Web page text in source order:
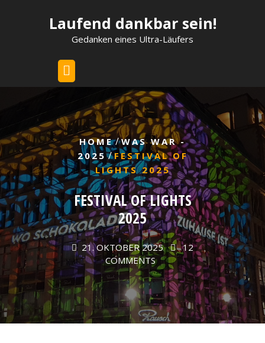
Laufend dankbar sein!
Gedanken eines Ultra-Läufers
HOME/WAS WAR -
2025/FESTIVAL OF
LIGHTS 2025
FESTIVAL OF LIGHTS
2025
21. OKTOBER 2025
12
COMMENTS